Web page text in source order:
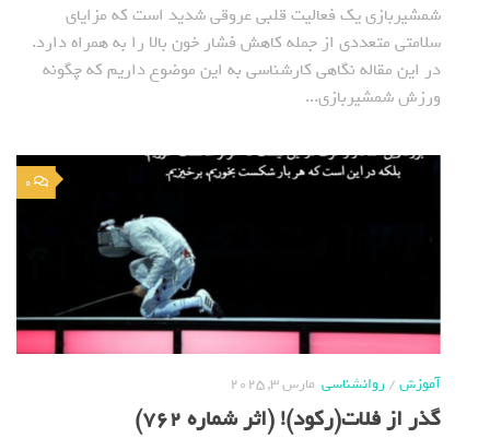
شمشیربازی یک فعالیت قلبی عروقی شدید است که مزایای
سلامتی متعددی از جمله کاهش فشار خون بالا را به همراه دارد.
در این مقاله نگاهی کارشناسی به این موضوع داریم که چگونه
ورزش شمشیربازی...
0
آموزش/روانشناسی مارس 3, 2025
گذر از فلات(رکود)! (اثر شماره 762)